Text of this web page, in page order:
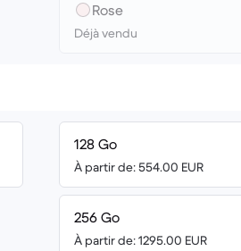
Rose
Déjà vendu
128 Go
À partir de: 554.00 EUR
256 Go
À partir de: 1295.00 EUR